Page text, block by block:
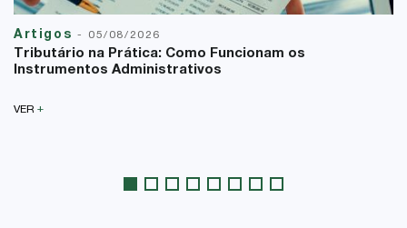
Artigos - 05/08/2026
Tributário na Prática: Como Funcionam os
Instrumentos Administrativos
VER +